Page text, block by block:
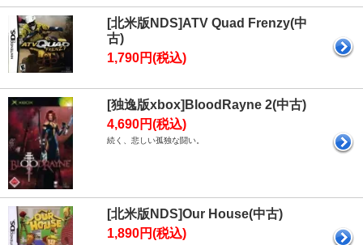
[北米版NDS]ATV Quad Frenzy(中
古)
1,790円(税込)
[独逸版xbox]BloodRayne 2(中古)
4,690円(税込)
続く、悲しい孤独な闘い。
[北米版NDS]Our House(中古)
1,890円(税込)